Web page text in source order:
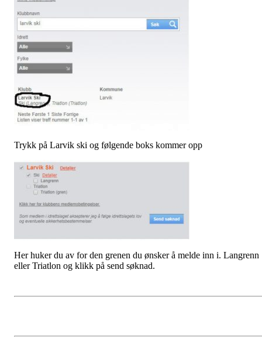
Trykk på Larvik ski og følgende boks kommer opp
Her huker du av for den grenen du ønsker å melde inn i. Langrenn
eller Triatlon og klikk på send søknad.